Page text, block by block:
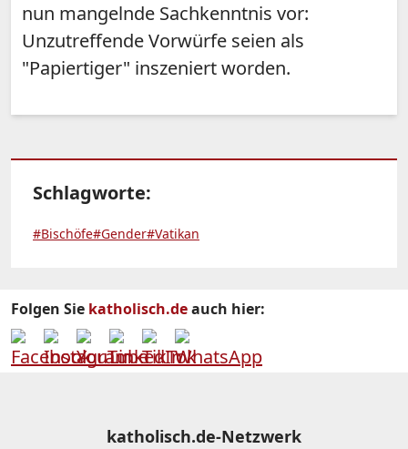
nun mangelnde Sachkenntnis vor:
Unzutreffende Vorwürfe seien als
"Papiertiger" inszeniert worden.
Schlagworte:
#Bischöfe#Gender#Vatikan
Folgen Sie katholisch.deauch hier:
katholisch.de-Netzwerk